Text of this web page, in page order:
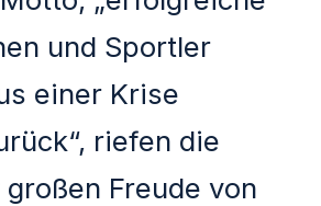
und Sportler
einer Krise
riefen die
Freude von